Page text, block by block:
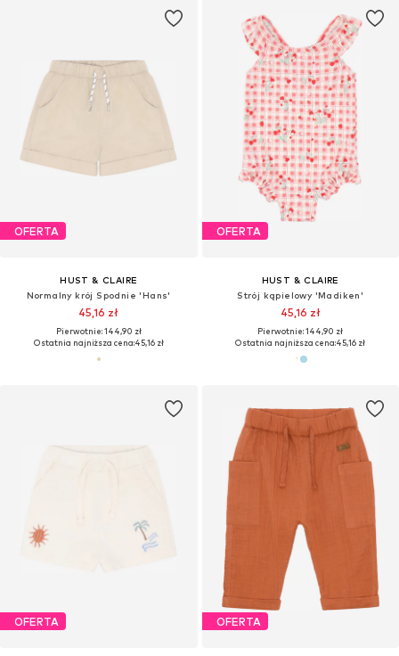
OFERTA
HUST & CLAIRE
Normalny krój Spodnie 'Hans'
45,16 zł
Pierwotnie: 144,90 zł
Ostatnia najniższa cena:45,16 zł
OFERTA
HUST & CLAIRE
Strój kąpielowy 'Madiken'
45,16 zł
Pierwotnie: 144,90 zł
Ostatnia najniższa cena:45,16 zł
OFERTA OFERTA